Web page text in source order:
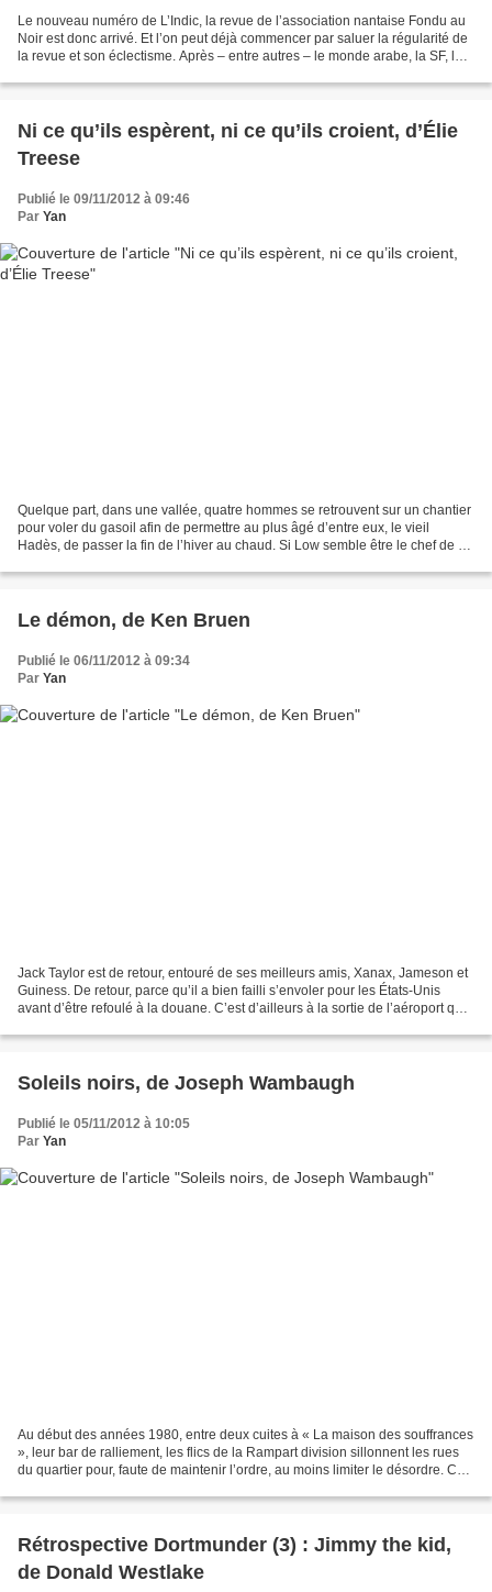
Le nouveau numéro de L’Indic, la revue de l’association nantaise Fondu au
Noir est donc arrivé. Et l’on peut déjà commencer par saluer la régularité de
la revue et son éclectisme. Après – entre autres – le monde arabe, la SF, la
Ni ce qu’ils espèrent, ni ce qu’ils croient, d’Élie
Treese
Publié le 09/11/2012 à 09:46
Par Yan
Quelque part, dans une vallée, quatre hommes se retrouvent sur un chantier
pour voler du gasoil afin de permettre au plus âgé d’entre eux, le vieil
Hadès, de passer la fin de l’hiver au chaud. Si Low semble être le chef de ce
Le démon, de Ken Bruen
Publié le 06/11/2012 à 09:34
Par Yan
Jack Taylor est de retour, entouré de ses meilleurs amis, Xanax, Jameson et
Guiness. De retour, parce qu’il a bien failli s’envoler pour les États-Unis
avant d’être refoulé à la douane. C’est d’ailleurs à la sortie de l’aéroport qu’il
Soleils noirs, de Joseph Wambaugh
Publié le 05/11/2012 à 10:05
Par Yan
Au début des années 1980, entre deux cuites à « La maison des souffrances
», leur bar de ralliement, les flics de la Rampart division sillonnent les rues
du quartier pour, faute de maintenir l’ordre, au moins limiter le désordre. Ce
Rétrospective Dortmunder (3) : Jimmy the kid,
de Donald Westlake